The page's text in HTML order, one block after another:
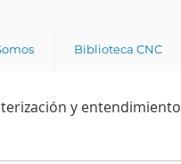
Biblioteca CNC
y entendimiento